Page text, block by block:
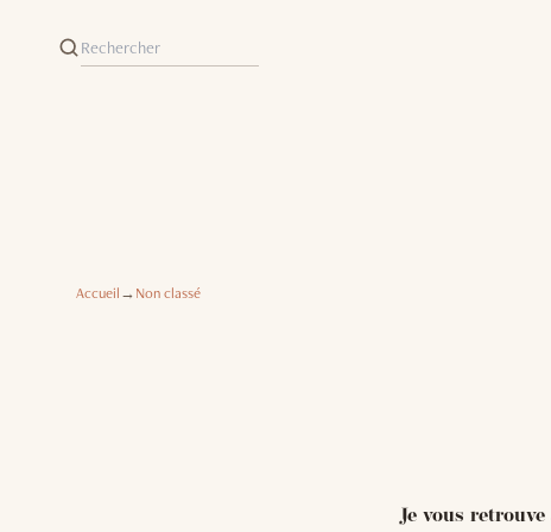
Accueil→Non classé
Je vous